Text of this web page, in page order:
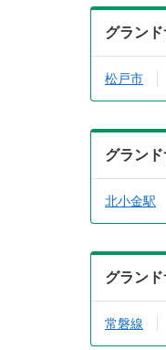
グラン
松戸市
グラン
北小金駅
グラン
常磐線